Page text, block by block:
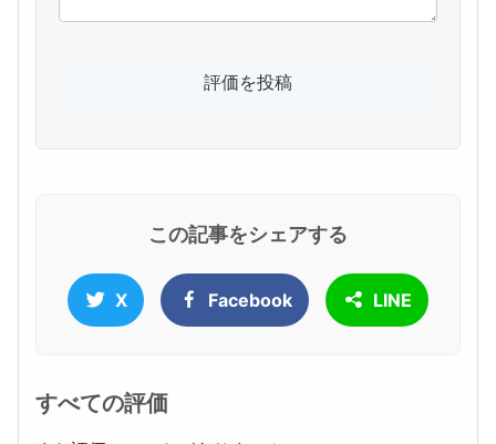
この記事をシェアする
X Facebook LINE
すべての評価